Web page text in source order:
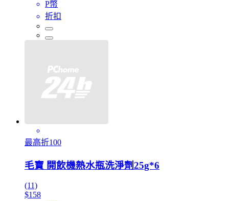
P幣
折扣
最高折100
毛寶 開飲機熱水瓶洗淨劑25g*6
(11)
$158